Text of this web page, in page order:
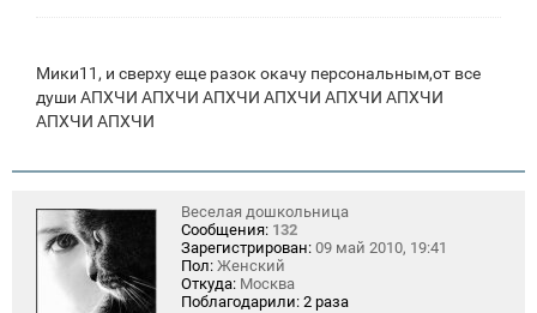
Мики11, и сверху еще разок окачу персональным,от все
души АПХЧИ АПХЧИ АПХЧИ АПХЧИ АПХЧИ АПХЧИ
АПХЧИ АПХЧИ
Веселая дошкольница
Сообщения: 132
Зарегистрирован: 09 май 2010, 19:41
Пол: Женский
Откуда: Москва
Поблагодарили: 2 раза